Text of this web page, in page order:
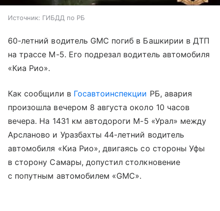
Источник: ГИБДД по РБ
60-летний водитель GMC погиб в Башкирии в ДТП
на трассе М-5. Его подрезал водитель автомобиля
«Киа Рио».
Как сообщили в Госавтоинспекции РБ, авария
произошла вечером 8 августа около 10 часов
вечера. На 1431 км автодороги М-5 «Урал» между
Арсланово и Уразбахты 44-летний водитель
автомобиля «Киа Рио», двигаясь со стороны Уфы
в сторону Самары, допустил столкновение
с попутным автомобилем «GMC».